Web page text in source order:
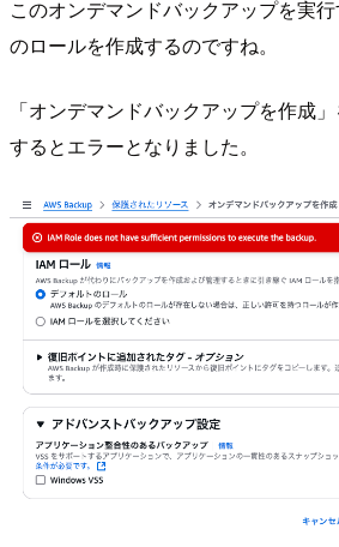
このオンデマンドバックアップを実
のロールを作成するのですね。
「オンデマンドバックアップを作成」
するとエラーとなりました。